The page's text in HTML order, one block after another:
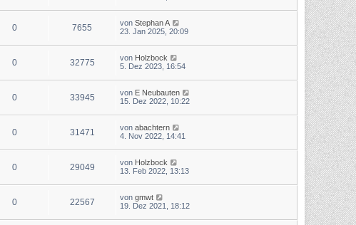
0 7655 von Stephan A
23. Jan 2025, 20:09
0 32775 von Holzbock
5. Dez 2023, 16:54
0 33945 von E Neubauten
15. Dez 2022, 10:22
0 31471 von abachtern
4. Nov 2022, 14:41
0 29049 von Holzbock
13. Feb 2022, 13:13
0 22567 von gmwt
19. Dez 2021, 18:12